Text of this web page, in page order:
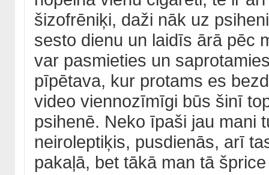
šizofrēniķi, daži nāk uz
sesto dienu un laidīs ārā pēc
var pasmieties un
pīpētava, kur protams es
video viennozīmīgi būs šinī
psihenē. Neko īpaši jau mani
neiroleptiķis, pusdienās, arī
pakaļā, bet tākā man tā